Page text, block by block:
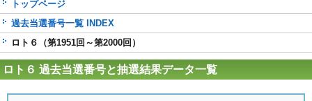
トップページ
過去当選番号一覧 INDEX
ロト６（第1951回～第2000回）
ロト６ 過去当選番号と抽選結果データ一覧